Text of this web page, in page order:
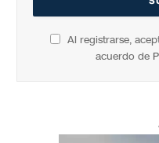
Al registrarse,
acuerdo de